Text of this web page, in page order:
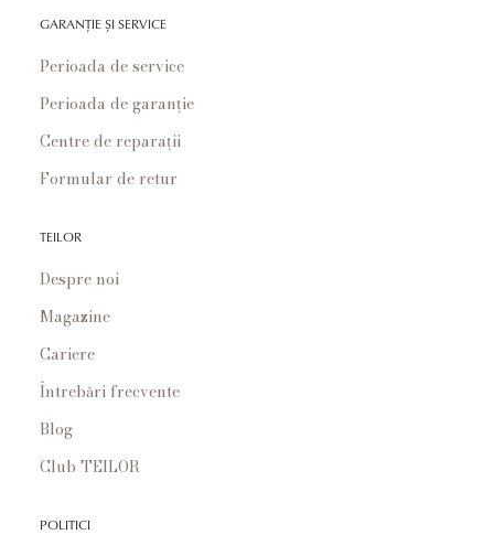
GARANȚIE ȘI SERVICE
Perioada de service
Perioada de garanție
Centre de reparații
Formular de retur
TEILOR
Despre noi
Magazine
Cariere
Întrebări frecvente
Blog
Club TEILOR
POLITICI